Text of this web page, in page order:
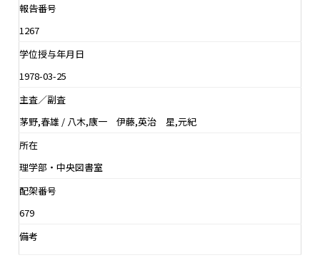
報告番号
1267
学位授与年月日
1978-03-25
主査／副査
茅野,春雄 / 八木,康一 伊藤,英治 星,元紀
所在
理学部・中央図書室
配架番号
679
備考